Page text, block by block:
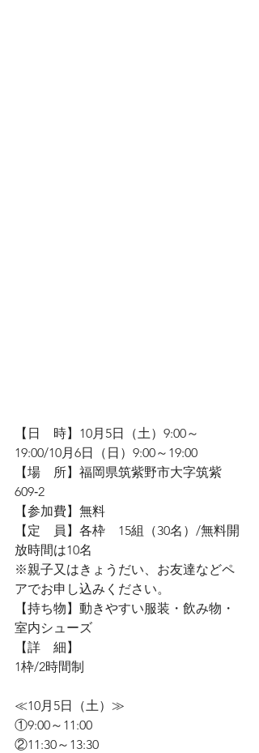
【日　時】10月5日（土）9:00～
19:00/10月6日（日）9:00～19:00
【場　所】福岡県筑紫野市大字筑紫
609‐2
【参加費】無料
【定　員】各枠　15組（30名）/無料開
放時間は10名
※親子又はきょうだい、お友達などペ
アでお申し込みください。
【持ち物】動きやすい服装・飲み物・
室内シューズ
【詳　細】
1枠/2時間制
≪10月5日（土）≫
①9:00～11:00
②11:30～13:30